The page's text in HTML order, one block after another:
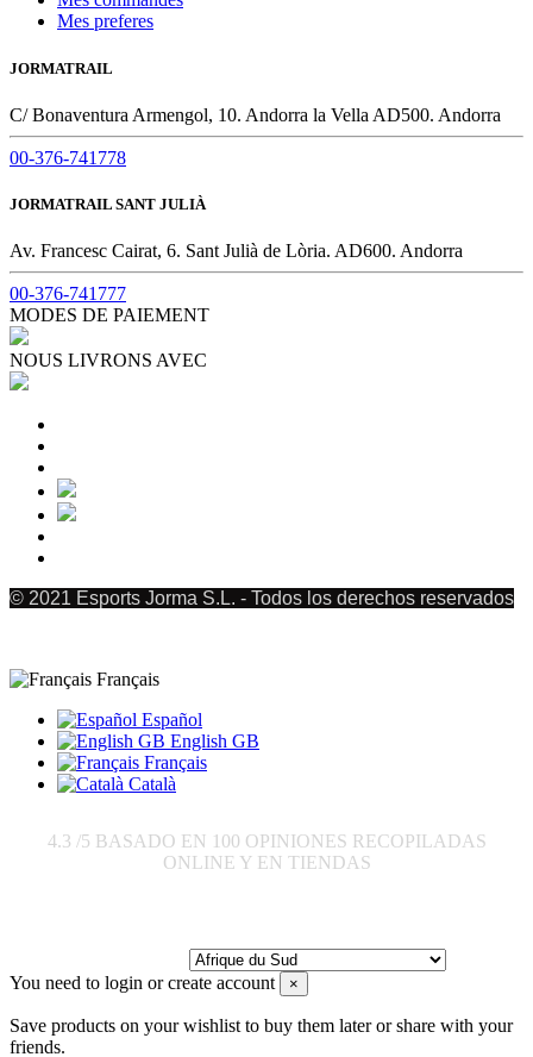
Mes preferes
JORMATRAIL
C/ Bonaventura Armengol, 10. Andorra la Vella AD500. Andorra
00-376-741778
JORMATRAIL SANT JULIÀ
Av. Francesc Cairat, 6. Sant Julià de Lòria. AD600. Andorra
00-376-741777
MODES DE PAIEMENT
NOUS LIVRONS AVEC
© 2021 Esports Jorma S.L. - Todos los derechos reservados
Français
Español
English GB
Français
Català
4.3 /5 BASADO EN 100 OPINIONES RECOPILADAS
ONLINE Y EN TIENDAS
You need to login or create account ×
Save products on your wishlist to buy them later or share with your
friends.